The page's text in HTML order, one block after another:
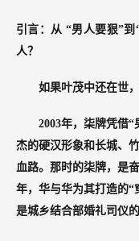
引言：从 “男人要狠”
人？
如果叶茂中还在世
2003年，柒牌凭借
杰的硬汉形象和长城、
血路。那时的柒牌，是
年，华与华为其打造的“
是城乡结合部婚礼司仪的